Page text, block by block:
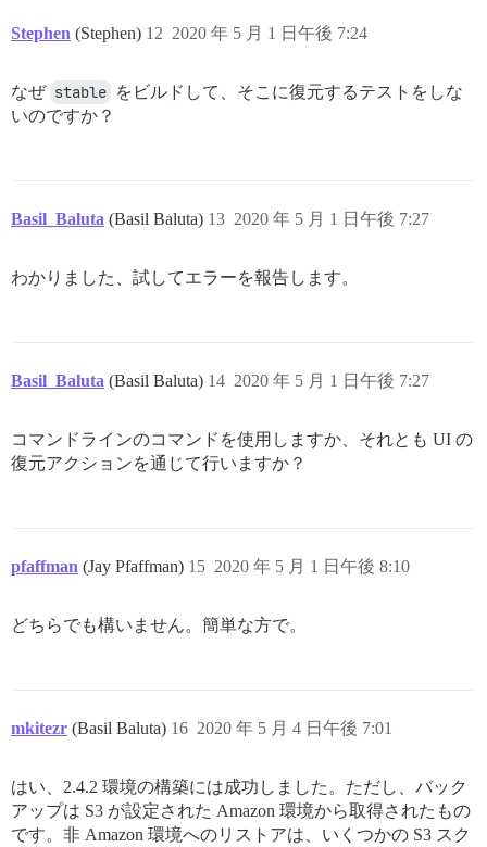
Stephen (Stephen) 2020 年 5 月 1 日午後 7:24
12
なぜ stable をビルドして、そこに復元するテストをしな
いのですか？
Basil_Baluta (Basil Baluta) 2020 年 5 月 1 日午後 7:27
13
わかりました、試してエラーを報告します。
Basil_Baluta (Basil Baluta) 2020 年 5 月 1 日午後 7:27
14
コマンドラインのコマンドを使用しますか、それとも UI の
復元アクションを通じて行いますか？
pfaffman (Jay Pfaffman) 2020 年 5 月 1 日午後 8:10
15
どちらでも構いません。簡単な方で。
mkitezr (Basil Baluta) 2020 年 5 月 4 日午後 7:01
16
はい、2.4.2 環境の構築には成功しました。ただし、バック
アップは S3 が設定された Amazon 環境から取得されたもの
です。非 Amazon 環境へのリストアは、いくつかの S3 スク